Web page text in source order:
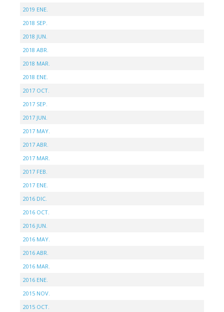
2019 ENE.
2018 SEP.
2018 JUN.
2018 ABR.
2018 MAR.
2018 ENE.
2017 OCT.
2017 SEP.
2017 JUN.
2017 MAY.
2017 ABR.
2017 MAR.
2017 FEB.
2017 ENE.
2016 DIC.
2016 OCT.
2016 JUN.
2016 MAY.
2016 ABR.
2016 MAR.
2016 ENE.
2015 NOV.
2015 OCT.